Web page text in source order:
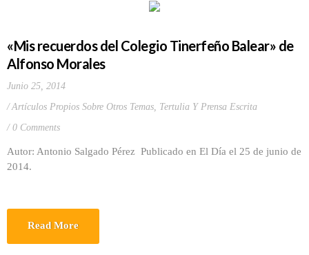
«Mis recuerdos del Colegio Tinerfeño Balear» de
Alfonso Morales
Junio 25, 2014
Artículos Propios Sobre Otros Temas, Tertulia Y Prensa Escrita
0 Comments
Autor: Antonio Salgado Pérez Publicado en El Día el 25 de junio de
2014.
Read More